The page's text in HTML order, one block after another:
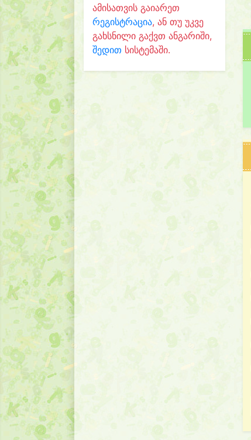
ამისათვის გაიარეთ
რეგისტრაცია, ან თუ უკვე
გახსნილი გაქვთ ანგარიში,
შედით სისტემაში.